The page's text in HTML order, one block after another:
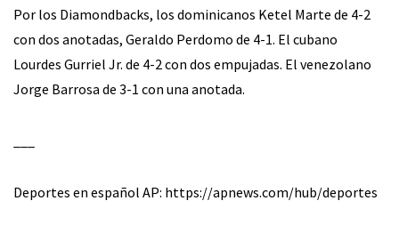
Por los Diamondbacks, los dominicanos Ketel Marte de 4-2
con dos anotadas, Geraldo Perdomo de 4-1. El cubano
Lourdes Gurriel Jr. de 4-2 con dos empujadas. El venezolano
Jorge Barrosa de 3-1 con una anotada.
Deportes en español AP: https://apnews.com/hub/deportes